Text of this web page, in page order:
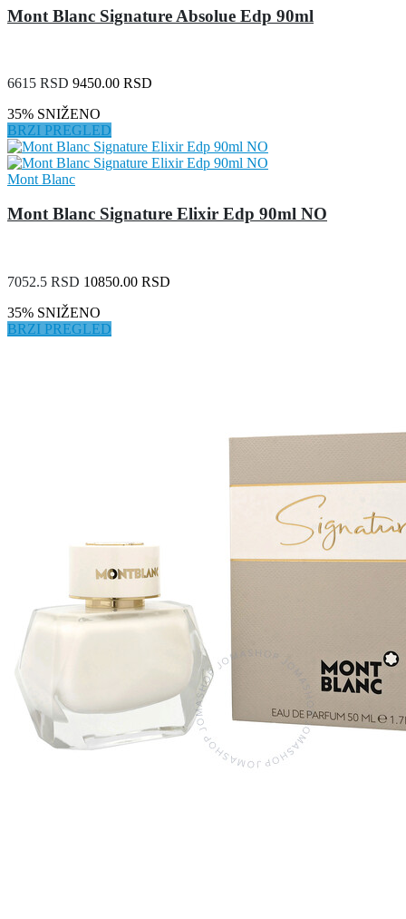
Mont Blanc Signature Absolue Edp 90ml
6615 RSD 9450.00 RSD
35% SNIŽENO
BRZI PREGLED
Mont Blanc
Mont Blanc Signature Elixir Edp 90ml NO
7052.5 RSD 10850.00 RSD
35% SNIŽENO
BRZI PREGLED